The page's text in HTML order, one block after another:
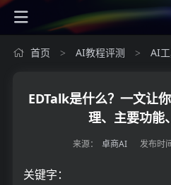
首页 > AI教程评测 > AI
EDTalk是什么？一文让
理、主要功能
来源： 卓商AI 发布时
关键字：